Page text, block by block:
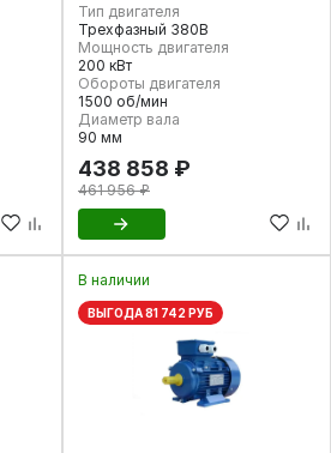
Тип двигателя
Трехфазный 380В
Мощность двигателя
200 кВт
Обороты двигателя
1500 об/мин
Диаметр вала
90 мм
438 858 ₽
461 956 ₽
В наличии
ВЫГОДА 81 742 РУБ